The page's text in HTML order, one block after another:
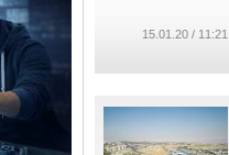
11:21 / 15.01.20